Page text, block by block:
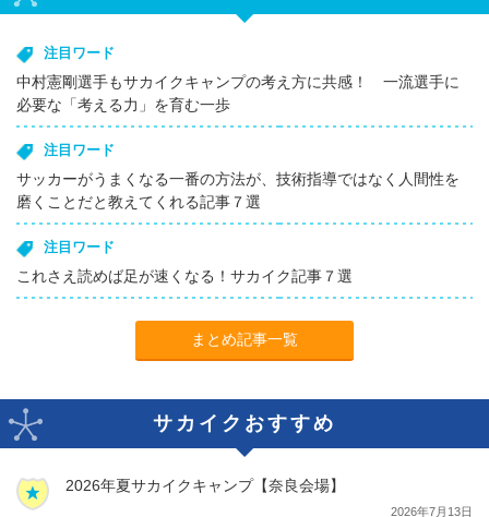
注目ワード
中村憲剛選手もサカイクキャンプの考え方に共感！ 一流選手に
必要な「考える力」を育む一歩
注目ワード
サッカーがうまくなる一番の方法が、技術指導ではなく人間性を
磨くことだと教えてくれる記事７選
注目ワード
これさえ読めば足が速くなる！サカイク記事７選
まとめ記事一覧
サカイクおすすめ
2026年夏サカイクキャンプ【奈良会場】
2026年7月13日